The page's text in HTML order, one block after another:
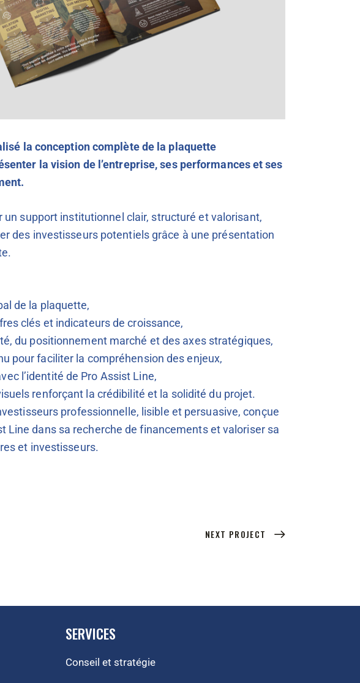
la conception complète de la plaquette
la vision de l’entreprise, ses performances et ses
un support institutionnel clair, structuré et valorisant,
des investisseurs potentiels grâce à une présentation
de la plaquette,
clés et indicateurs de croissance,
du positionnement marché et des axes stratégiques,
pour faciliter la compréhension des enjeux,
l’identité de Pro Assist Line,
renforçant la crédibilité et la solidité du projet.
professionnelle, lisible et persuasive, conçue
Line dans sa recherche de financements et valoriser sa
et investisseurs.
NEXT PROJECT
SERVICES
Conseil et stratégie